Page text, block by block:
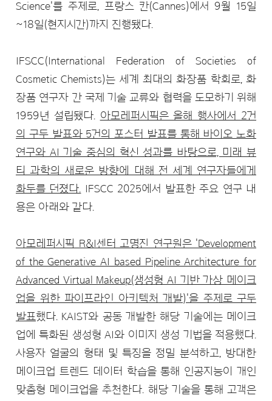
Science'를 주제로, 프랑스 칸(Cannes)에서 9월 15일
~18일(현지시간)까지 진행됐다.
IFSCC(International Federation of Societies of
Cosmetic Chemists)는 세계 최대의 화장품 학회로, 화
장품 연구자 간 국제 기술 교류와 협력을 도모하기 위해
1959년 설립됐다. 아모레퍼시픽은 올해 행사에서 2건
의 구두 발표와 5건의 포스터 발표를 통해 바이오 노화
연구와 AI 기술 중심의 혁신 성과를 바탕으로, 미래 뷰
티 과학의 새로운 방향에 대해 전 세계 연구자들에게
화두를 던졌다.
IFSCC 2025에서 발표한 주요 연구 내
용은 아래와 같다.
아모레퍼시픽 R&I센터 고명진 연구원은 'Development
of the Generative AI based Pipeline Architecture for
Advanced Virtual Makeup(생성형 AI 기반 가상 메이크
업을 위한 파이프라인 아키텍처 개발)'을 주제로 구두
발표했다. KAIST와 공동 개발한 해당 기술에는 메이크
업에 특화된 생성형 AI와 이미지 생성 기법을 적용했다.
사용자 얼굴의 형태 및 특징을 정밀 분석하고, 방대한
메이크업 트렌드 데이터 학습을 통해 인공지능이 개인
맞춤형 메이크업을 추천한다. 해당 기술을 통해 고객은